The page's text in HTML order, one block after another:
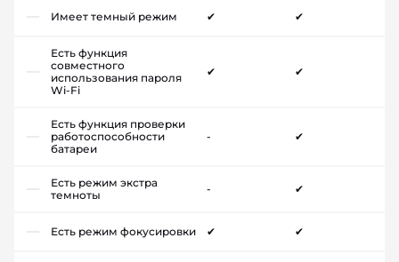
Имеет темный режим ✔ ✔
Есть функция
совместного
использования пароля
Wi-Fi
✔ ✔
Есть функция проверки
работоспособности
батареи
- ✔
Есть режим экстра
темноты
- ✔
Есть режим фокусировки ✔ ✔